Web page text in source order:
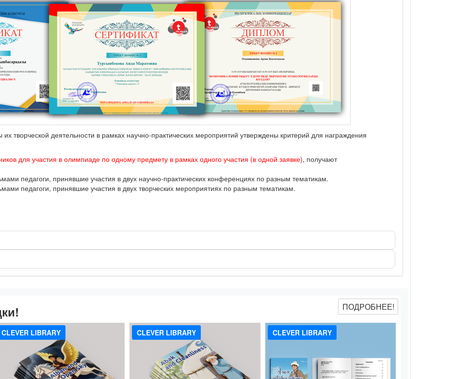
творческой деятельности в рамках научно-практических мероприятий утверждены критерий для награждения
для участия в олимпиаде по одному предмету в рамках одного участия (в одной заявке), получают
педагоги, принявшие участия в двух научно-практических конференциях по разным тематикам.
педагоги, принявшие участия в двух творческих мероприятиях по разным тематикам.
ПОДРОБНЕЕ!
CLEVER LIBRARY CLEVER LIBRARY CLEVER LIBRARY